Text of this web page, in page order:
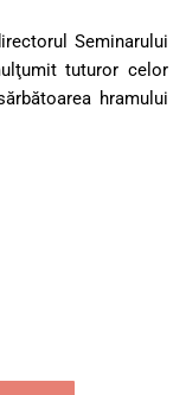
Seminarului
tuturor celor
hramului